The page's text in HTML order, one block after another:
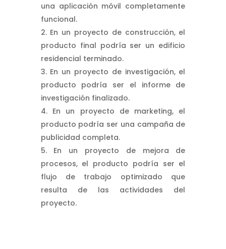
una aplicación móvil completamente
funcional.
En un proyecto de construcción, el
producto final podría ser un edificio
residencial terminado.
En un proyecto de investigación, el
producto podría ser el informe de
investigación finalizado.
En un proyecto de marketing, el
producto podría ser una campaña de
publicidad completa.
En un proyecto de mejora de
procesos, el producto podría ser el
flujo de trabajo optimizado que
resulta de las actividades del
proyecto.